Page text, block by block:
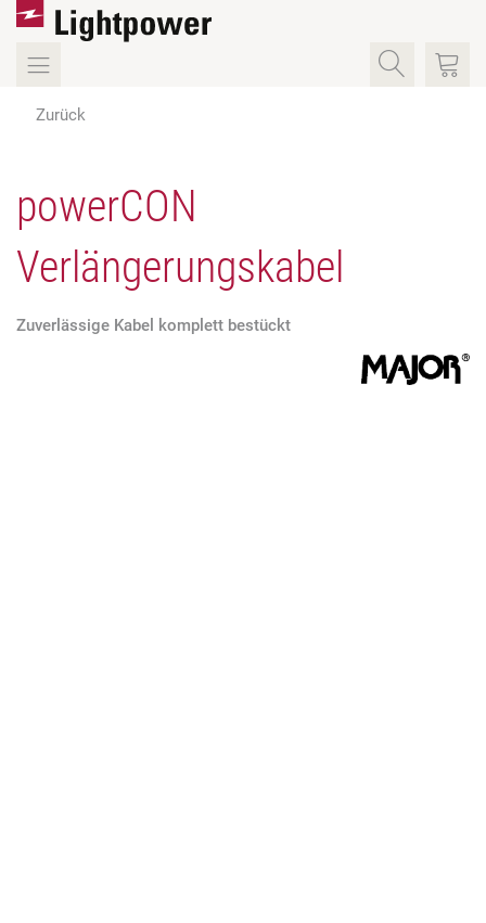
Zurück
powerCON
Verlängerungskabel
Zuverlässige Kabel komplett bestückt